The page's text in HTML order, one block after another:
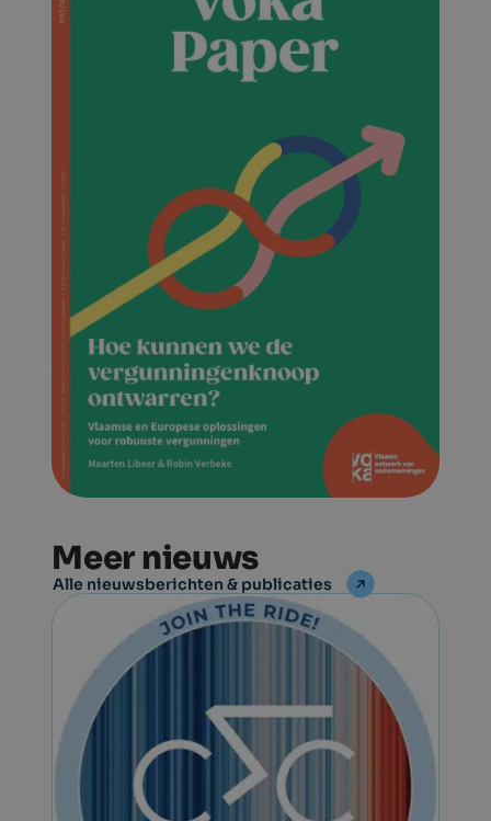
Meer nieuws
Alle nieuwsberichten & publicaties